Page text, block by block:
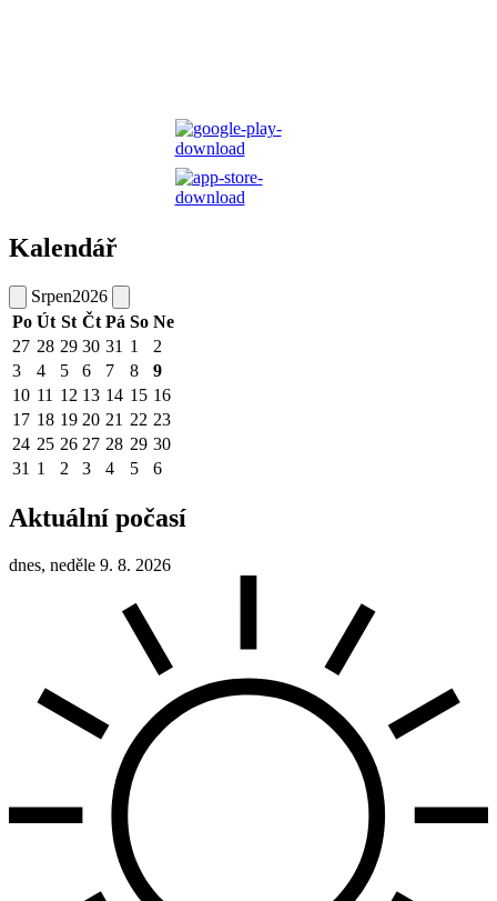
Kalendář
Srpen2026
Po Út St Čt Pá So Ne
27 28 29 30 31 1
2
3
4 5 6 7 8
9
10 11 12 13 14 15 16
17 18 19 20 21 22 23
24 25 26 27 28 29 30
31 1 2 3 4 5 6
Aktuální počasí
dnes, neděle 9. 8. 2026